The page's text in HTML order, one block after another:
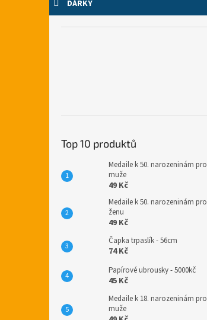
DÁRKY
Top 10 produktů
Medaile k 50. narozeninám pro
muže
49 Kč
Medaile k 50. narozeninám pro
ženu
49 Kč
Čapka trpaslík - 56cm
74 Kč
Papírové ubrousky - 5000kč
45 Kč
Medaile k 18. narozeninám pro
muže